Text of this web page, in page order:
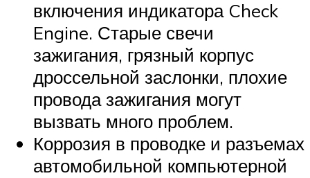
включения индикатора Check
Engine. Старые свечи
зажигания, грязный корпус
дроссельной заслонки, плохие
провода зажигания могут
вызвать много проблем.
Коррозия в проводке и разъемах
автомобильной компьютерной